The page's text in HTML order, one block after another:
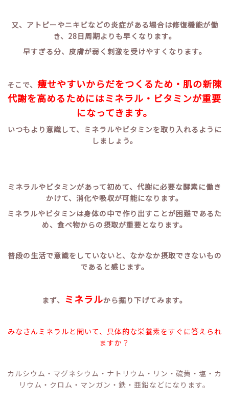
又、アトピーやニキビなどの炎症がある場合は修復機能が働
き、28日周期よりも早くなります。
早すぎる分、皮膚が弱く刺激を受けやすくなります。
そこで、 痩せやすいからだをつくるため・肌の新陳
代謝を高めるためにはミネラル・ビタミンが重要
になってきます。
いつもより意識して、ミネラルやビタミンを取り入れるように
しましょう。
ミネラルやビタミンがあって初めて、代謝に必要な酵素に働き
かけて、消化や吸収が可能になります。
ミネラルやビタミンは身体の中で作り出すことが困難であるた
め、食べ物からの摂取が重要となります。
普段の生活で意識をしていないと、なかなか摂取できないもの
であると感じます。
まず、 ミネラルから掘り下げてみます。
みなさんミネラルと聞いて、具体的な栄養素をすぐに答えられ
ますか？
カルシウム・マグネシウム・ナトリウム・リン・硫黄・塩・カ
リウム・クロム・マンガン・鉄・亜鉛などになります。